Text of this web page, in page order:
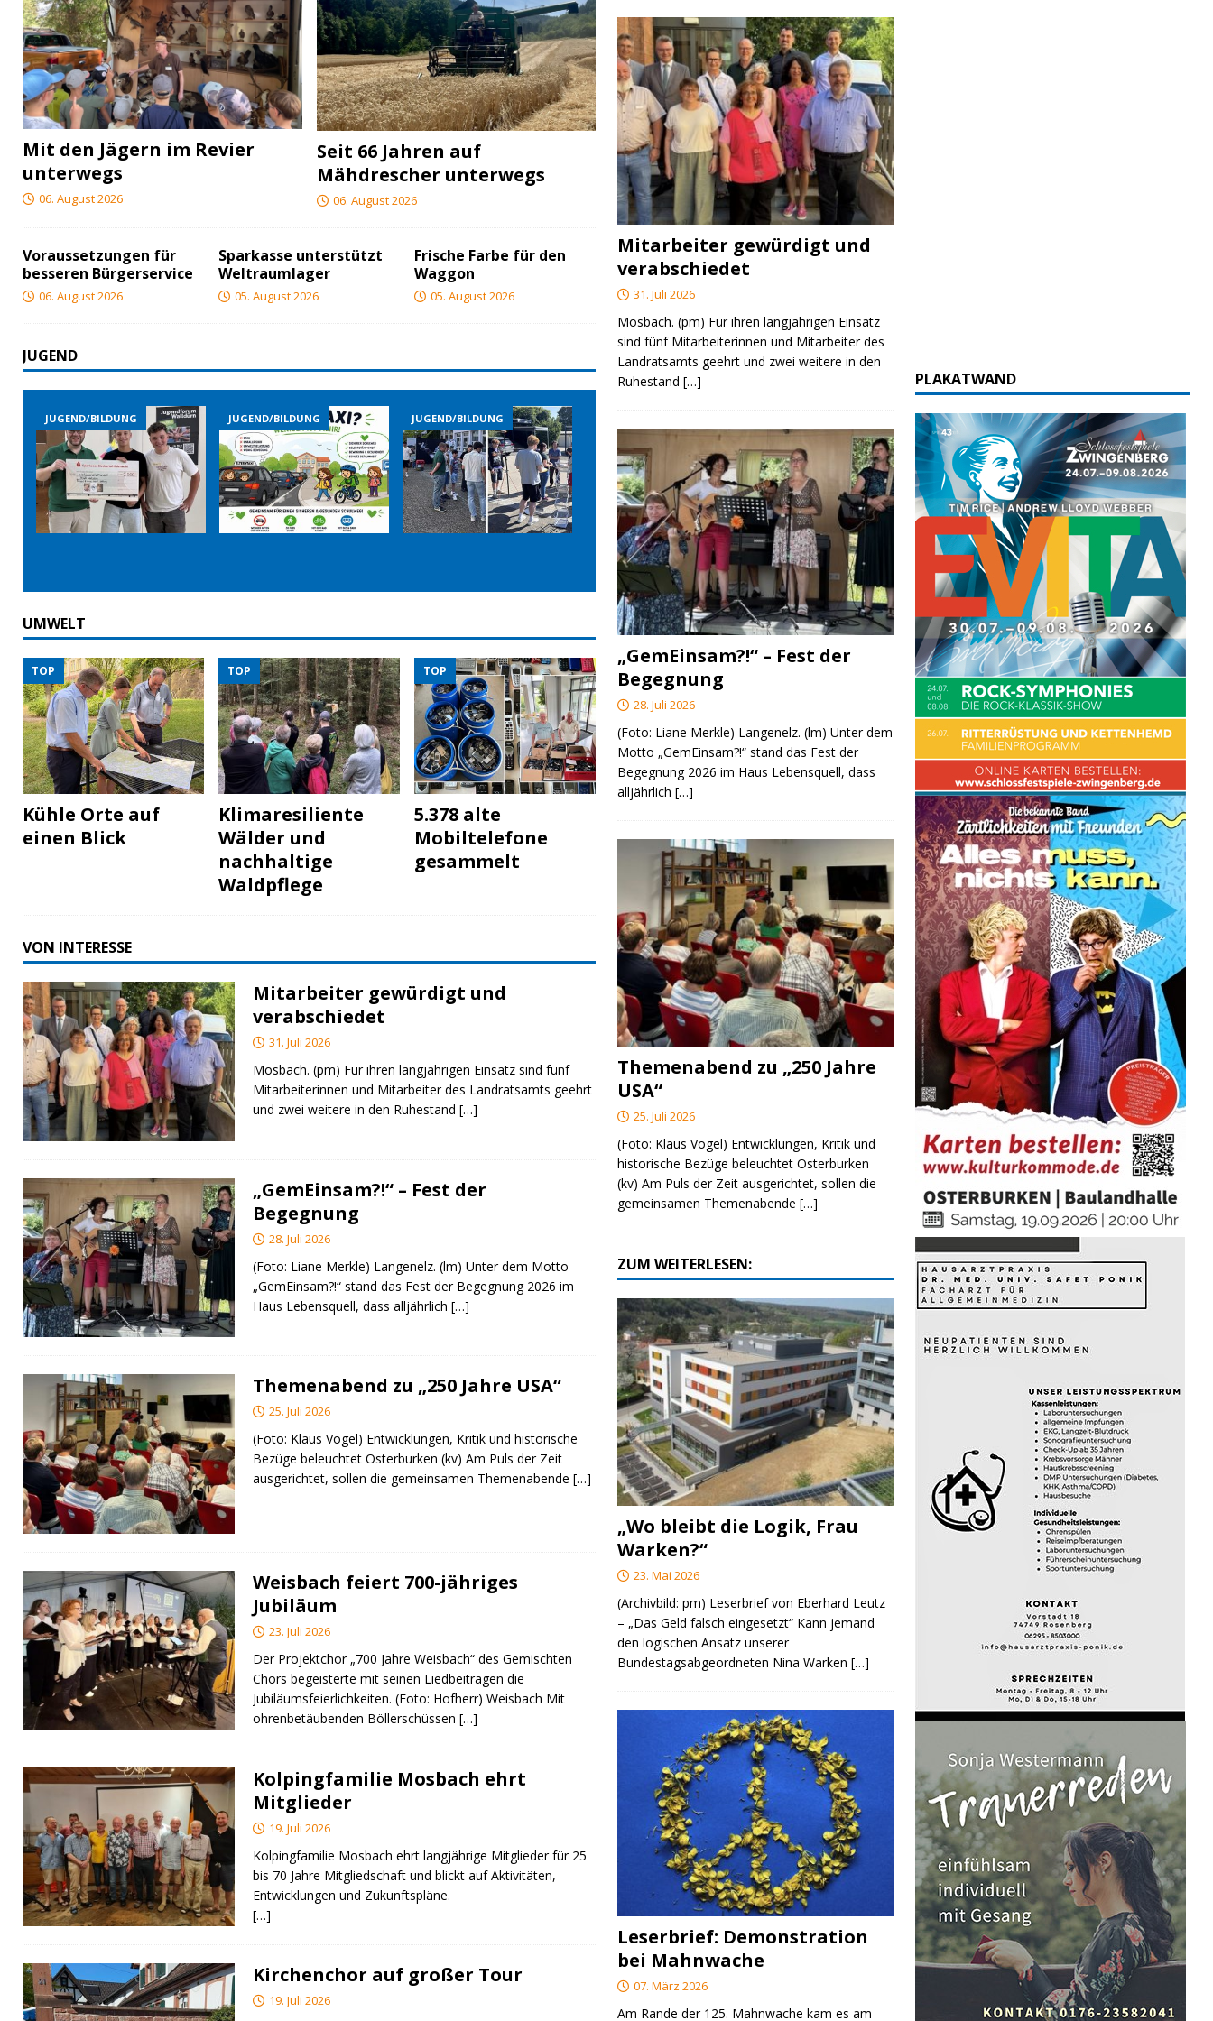
Mit den Jägern im Revier
unterwegs
06. August 2026
Seit 66 Jahren auf
Mähdrescher unterwegs
06. August 2026
Voraussetzungen für
besseren Bürgerservice
06. August 2026
Sparkasse unterstützt
Weltraumlager
05. August 2026
Frische Farbe für den
Waggon
05. August 2026
JUGEND
JUGEND/BILDUNG JUGEND/BILDUNG JUGEND/BILDUNG
UMWELT
TOP
Kühle Orte auf
einen Blick
TOP
Klimaresiliente
Wälder und
nachhaltige
Waldpflege
TOP
5.378 alte
Mobiltelefone
gesammelt
VON INTERESSE
Mitarbeiter gewürdigt und
verabschiedet
31. Juli 2026
Mosbach. (pm) Für ihren langjährigen Einsatz sind fünf
Mitarbeiterinnen und Mitarbeiter des Landratsamts geehrt
und zwei weitere in den Ruhestand […]
„GemEinsam?!“ – Fest der
Begegnung
28. Juli 2026
(Foto: Liane Merkle) Langenelz. (lm) Unter dem Motto
„GemEinsam?!“ stand das Fest der Begegnung 2026 im
Haus Lebensquell, dass alljährlich […]
Themenabend zu „250 Jahre USA“
25. Juli 2026
(Foto: Klaus Vogel) Entwicklungen, Kritik und historische
Bezüge beleuchtet Osterburken (kv) Am Puls der Zeit
ausgerichtet, sollen die gemeinsamen Themenabende […]
Weisbach feiert 700-jähriges
Jubiläum
23. Juli 2026
Der Projektchor „700 Jahre Weisbach“ des Gemischten
Chors begeisterte mit seinen Liedbeiträgen die
Jubiläumsfeierlichkeiten. (Foto: Hofherr) Weisbach Mit
ohrenbetäubenden Böllerschüssen […]
Kolpingfamilie Mosbach ehrt
Mitglieder
19. Juli 2026
Kolpingfamilie Mosbach ehrt langjährige Mitglieder für 25
bis 70 Jahre Mitgliedschaft und blickt auf Aktivitäten,
Entwicklungen und Zukunftspläne.
[…]
Kirchenchor auf großer Tour
19. Juli 2026
Mitarbeiter gewürdigt und
verabschiedet
31. Juli 2026
Mosbach. (pm) Für ihren langjährigen Einsatz
sind fünf Mitarbeiterinnen und Mitarbeiter des
Landratsamts geehrt und zwei weitere in den
Ruhestand[…]
„GemEinsam?!“ – Fest der
Begegnung
28. Juli 2026
(Foto: Liane Merkle) Langenelz. (lm) Unter dem
Motto „GemEinsam?!“ stand das Fest der
Begegnung 2026 im Haus Lebensquell, dass
alljährlich[…]
Themenabend zu „250 Jahre
USA“
25. Juli 2026
(Foto: Klaus Vogel) Entwicklungen, Kritik und
historische Bezüge beleuchtet Osterburken
(kv) Am Puls der Zeit ausgerichtet, sollen die
gemeinsamen Themenabende[…]
ZUM WEITERLESEN:
„Wo bleibt die Logik, Frau
Warken?“
23. Mai 2026
(Archivbild: pm) Leserbrief von Eberhard Leutz
– „Das Geld falsch eingesetzt“ Kann jemand
den logischen Ansatz unserer
Bundestagsabgeordneten Nina Warken[…]
Leserbrief: Demonstration
bei Mahnwache
07. März 2026
Am Rande der 125. Mahnwache kam es am
PLAKATWAND